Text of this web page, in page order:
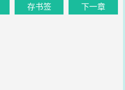
存书签 下一章